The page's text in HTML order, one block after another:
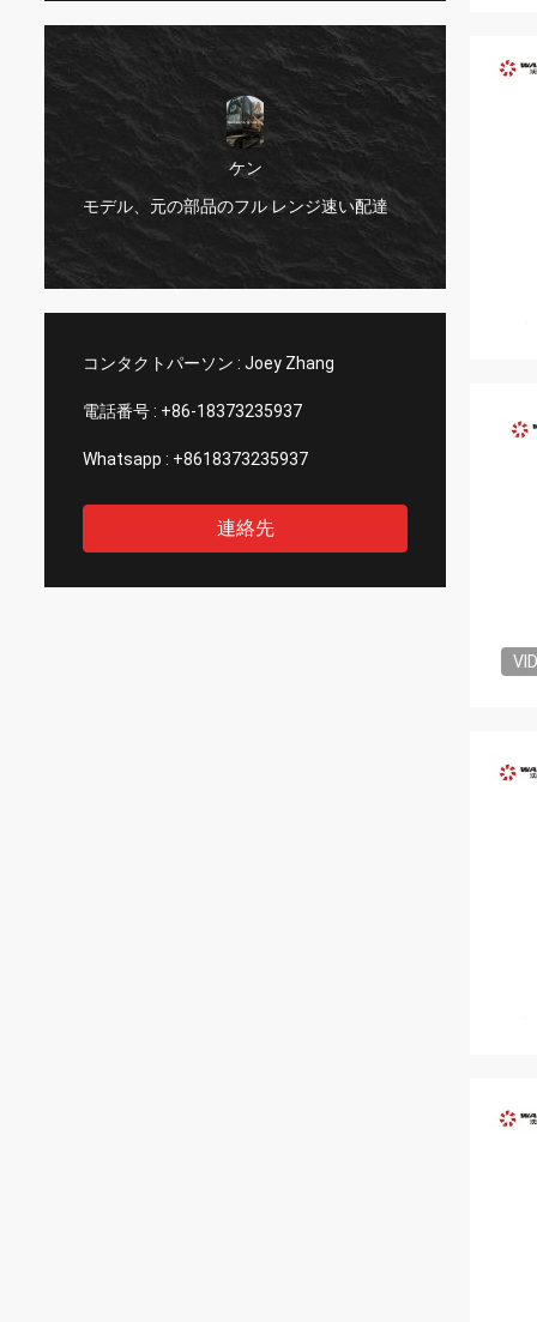
ケン
モデル、元の部品のフル レンジ速い配達
コンタクトパーソン : Joey Zhang
電話番号 : +86-18373235937
Whatsapp : +8618373235937
連絡先